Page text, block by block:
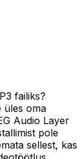
failiks?
üles oma
Audio Layer
pole
sellest, kas